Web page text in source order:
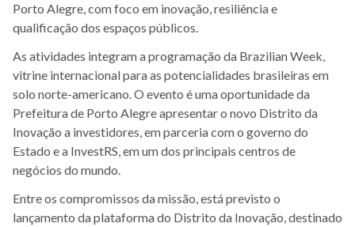
Porto Alegre, com foco em inovação, resiliência e
qualificação dos espaços públicos.
As atividades integram a programação da Brazilian Week,
vitrine internacional para as potencialidades brasileiras em
solo norte-americano. O evento é uma oportunidade da
Prefeitura de Porto Alegre apresentar o novo Distrito da
Inovação a investidores, em parceria com o governo do
Estado e a InvestRS, em um dos principais centros de
negócios do mundo.
Entre os compromissos da missão, está previsto o
lançamento da plataforma do Distrito da Inovação, destinado